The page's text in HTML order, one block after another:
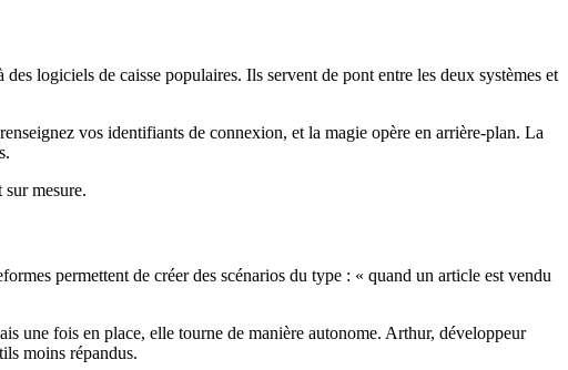
logiciels de caisse populaires. Ils servent de pont entre les deux systèmes et
vos identifiants de connexion, et la magie opère en arrière-plan. La
mesure.
permettent de créer des scénarios du type : « quand un article est vendu
une fois en place, elle tourne de manière autonome. Arthur, développeur
moins répandus.